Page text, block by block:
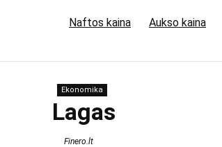
Naftos kaina Aukso kaina
Ekonomika
Lagas
Finero.lt